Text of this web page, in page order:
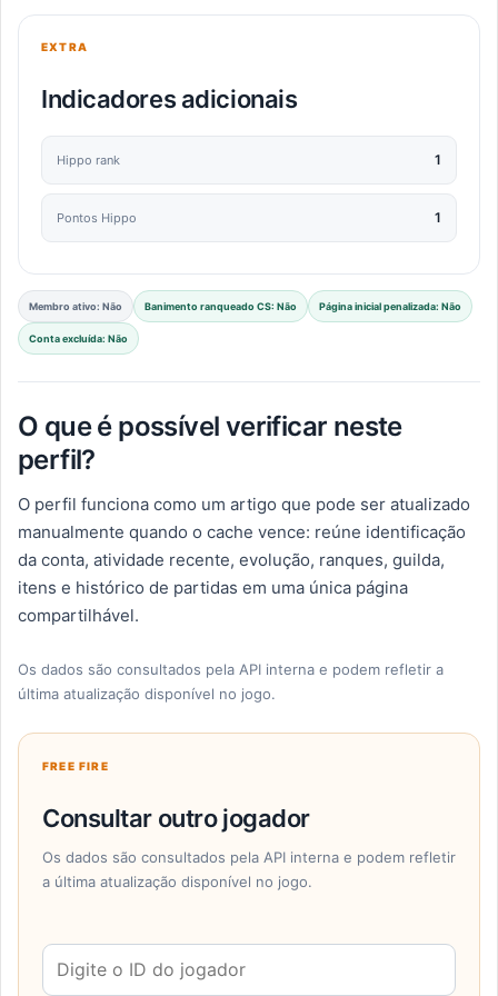
EXTRA
Indicadores adicionais
Hippo rank 1
Pontos Hippo 1
Membro ativo: Não Banimento ranqueado CS: Não Página inicial penalizada: Não
Conta excluída: Não
O que é possível verificar neste
perfil?
O perfil funciona como um artigo que pode ser atualizado
manualmente quando o cache vence: reúne identificação
da conta, atividade recente, evolução, ranques, guilda,
itens e histórico de partidas em uma única página
compartilhável.
Os dados são consultados pela API interna e podem refletir a
última atualização disponível no jogo.
FREE FIRE
Consultar outro jogador
Os dados são consultados pela API interna e podem refletir
a última atualização disponível no jogo.
do
jogador